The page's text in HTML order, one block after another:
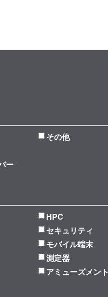
その他
ー
HPC
セキュリティ
モバイル端末
測定器
アミューズメント